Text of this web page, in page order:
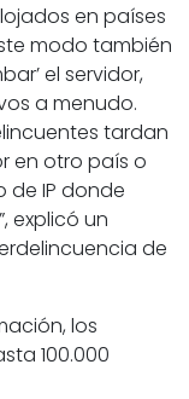
en países
modo también
el servidor,
a menudo.
tardan
en otro país o
IP donde
explicó un
de
los
100.000